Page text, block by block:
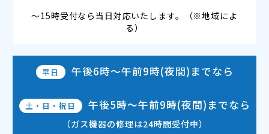
～15時受付なら当日対応いたします。（※地域によ
る）
平日 午後6時～午前9時(夜間) までなら
土・日・祝日 午後5時～午前9時(夜間) までなら
（ガス機器の修理は24時間受付中）